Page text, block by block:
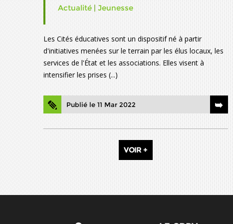
Actualité | Jeunesse
Les Cités éducatives sont un dispositif né à partir
d'initiatives menées sur le terrain par les élus locaux, les
services de l'État et les associations. Elles visent à
intensifier les prises (...)
Publié le 11 Mar 2022
VOIR +